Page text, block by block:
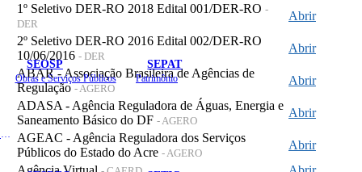
SEOSP
Obras e Serviços Públicos
SEPAT
Patrimônio
1º Seletivo DER-RO 2018 Edital 001/DER-RO -
DER
Abrir
2º Seletivo DER-RO 2016 Edital 002/DER-RO
10/06/2016 - DER
Abrir
ABAR - Associação Brasileira de Agências de
Regulação- AGERO
Abrir
ADASA - Agência Reguladora de Águas, Energia e
Saneamento Básico do DF - AGERO
Abrir
AGEAC - Agência Reguladora dos Serviços
Públicos do Estado do Acre - AGERO
Abrir